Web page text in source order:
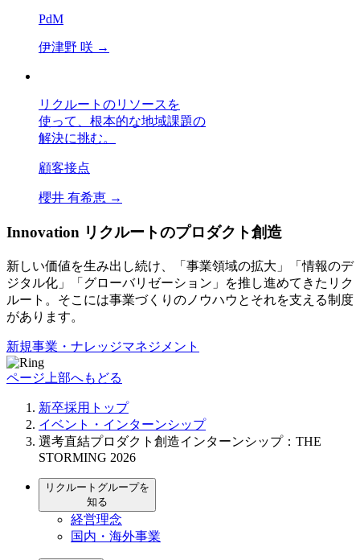
PdM
伊津野 咲 →
リクルートのリソースを
使って、根本的な地域課題の
解決に挑む。
顧客接点
櫻井 有希恵 →
Innovation リクルートのプロダクト創造
新しい価値を生み出し続け、「事業領域の拡大」「情報のデ
ジタル化」「グローバリゼーション」を推し進めてきたリク
ルート。そこには事業づくりのノウハウとそれを支える制度
があります。
新規事業・ナレッジマネジメント
ページ上部へもどる
新卒採用トップ
イベント・インターンシップ
選考直結プロダクト創造インターンシップ：THE
STORMING 2026
リクルートグループを
知る
経営理念
国内・海外事業